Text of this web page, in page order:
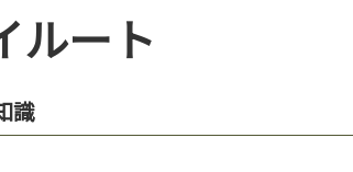
ルート
識